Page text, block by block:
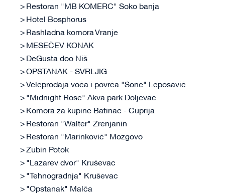
Restoran "MB KOMERC" Soko banja
Hotel Bosphorus
Rashladna komora Vranje
MESEČEV KONAK
DeGusta doo Niš
OPSTANAK - SVRLJIG
Veleprodaja voća i povrća "Šone" Leposavić
"Midnight Rose" Akva park Doljevac
Komora za kupine Batinac - Ćuprija
Restoran "Walter" Zrenjanin
Restoran "Marinković" Mozgovo
Zubin Potok
"Lazarev dvor" Kruševac
"Tehnogradnja" Kruševac
"Opstanak" Malča